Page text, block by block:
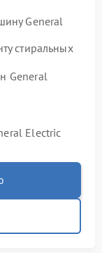
General
стиральных
General
Electric